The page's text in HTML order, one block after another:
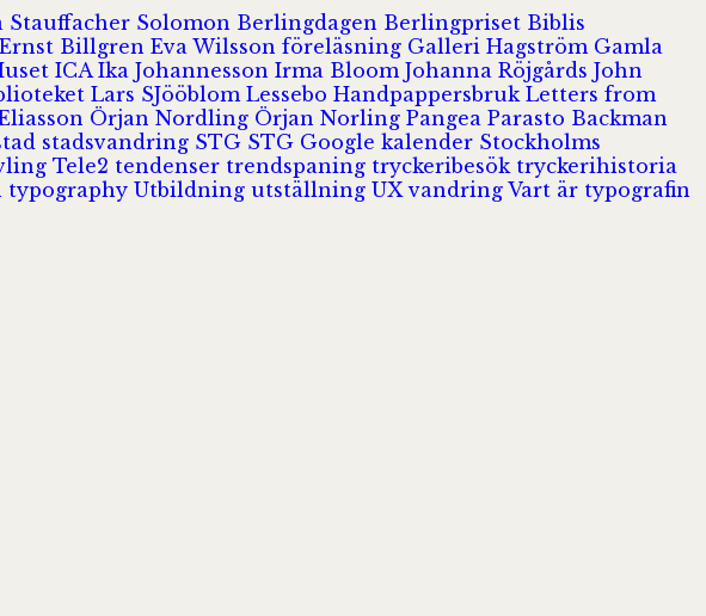
Stauffacher Solomon Berlingdagen Berlingpriset Biblis
Ernst Billgren Eva Wilsson föreläsning Galleri Hagström Gamla
ICA Ika Johannesson Irma Bloom Johanna Röjgårds John
Lars SJööblom Lessebo Handpappersbruk Letters from
Örjan Nordling Örjan Norling Pangea Parasto Backman
stadsvandring STG STG Google kalender Stockholms
Tele2 tendenser trendspaning tryckeribesök tryckerihistoria
typography Utbildning utställning UXvandring Vart är typografin